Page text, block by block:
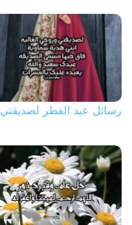
رسائل عيد الفطر لصديقتي